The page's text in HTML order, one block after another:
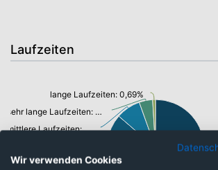
Laufzeiten
mittlere Laufzeiten: 5,96%
sehr lange Laufzeiten: 3,26%
lange Laufzeiten: 0,69%
Wir verwenden Cookies